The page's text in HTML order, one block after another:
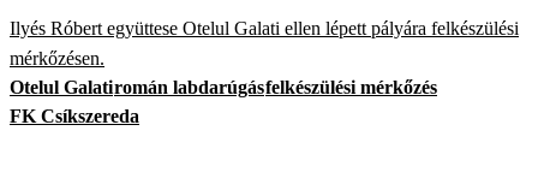
Ilyés Róbert együttese Otelul Galati ellen lépett pályára felkészülési
mérkőzésen.
Otelul Galatiromán labdarúgásfelkészülési mérkőzés
FK Csíkszereda